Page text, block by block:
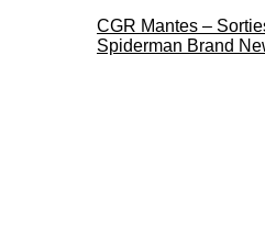
CGR Mantes –
Spiderman Brand